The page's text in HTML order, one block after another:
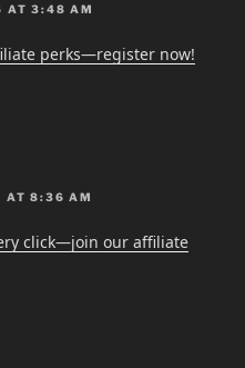
AT 3:48 AM
perks—register now!
AT 8:36 AM
click—join our affiliate